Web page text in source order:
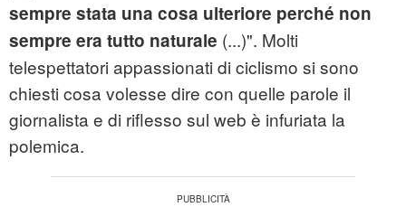
sempre stata una cosa ulteriore perché non
sempre era tutto naturale (...)". Molti
telespettatori appassionati di ciclismo si sono
chiesti cosa volesse dire con quelle parole il
giornalista e di riflesso sul web è infuriata la
polemica.